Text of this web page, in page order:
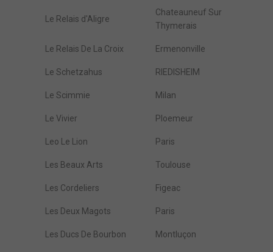
Le Relais d'Aligre
Chateauneuf Sur
Thymerais
Le Relais De La Croix Ermenonville
Le Schetzahus RIEDISHEIM
Le Scimmie Milan
Le Vivier Ploemeur
Leo Le Lion Paris
Les Beaux Arts Toulouse
Les Cordeliers Figeac
Les Deux Magots Paris
Les Ducs De Bourbon Montluçon